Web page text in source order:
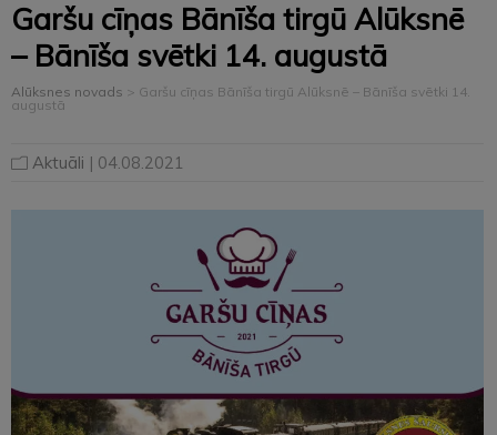
Garšu cīņas Bānīša tirgū Alūksnē
– Bānīša svētki 14. augustā
Alūksnes novads > Garšu cīņas Bānīša tirgū Alūksnē – Bānīša svētki 14.
augustā
Aktuāli | 04.08.2021